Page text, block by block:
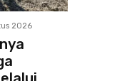
2026